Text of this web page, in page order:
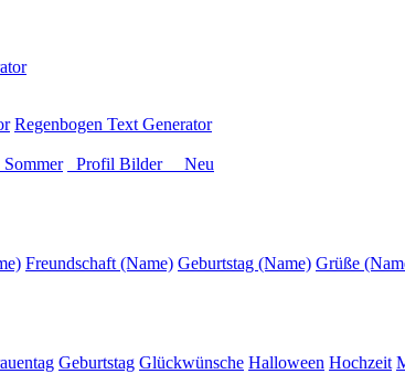
Regenbogen Text Generator
Sommer
Profil Bilder Neu
Freundschaft (Name) Geburtstag (Name) Grüße
Geburtstag Glückwünsche Halloween Hochzeit